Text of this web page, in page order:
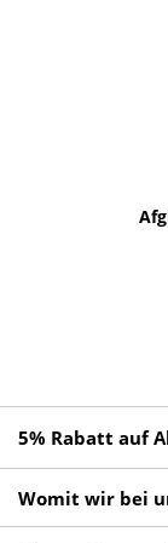
5% Rabatt auf
Womit wir bei